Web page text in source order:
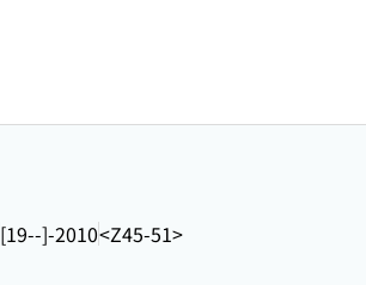
[19--]-2010<Z45-51>